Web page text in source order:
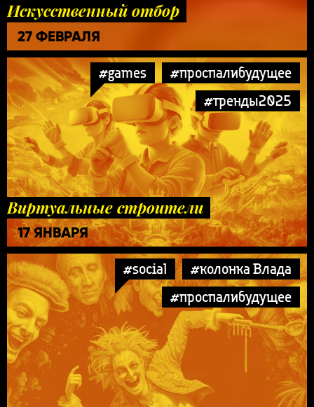
Искусственный отбор
27 ФЕВРАЛЯ
#games
#проспалибудущее
#тренды2025
Виртуальные строители
17 ЯНВАРЯ
#social
#колонка Влада
#проспалибудущее